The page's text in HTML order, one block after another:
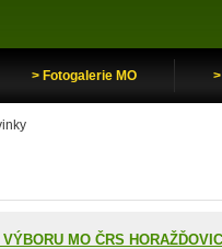
> Fotogalerie MO
MO ČRS